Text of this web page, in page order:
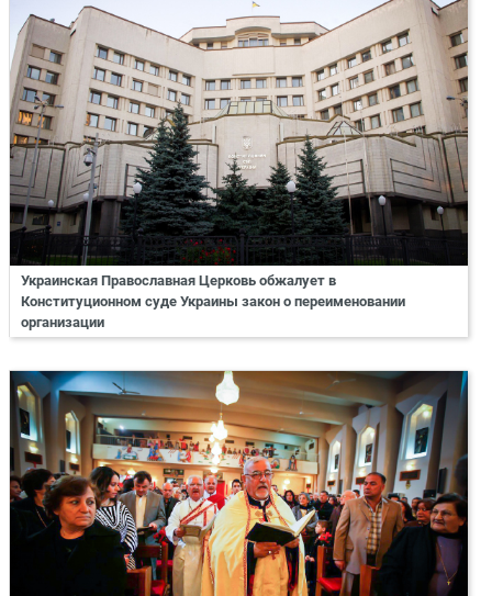
Украинская Православная Церковь обжалует в
Конституционном суде Украины закон о переименовании
организации